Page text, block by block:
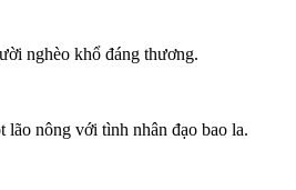
nghèo khổ đáng thương.
lão nông với tình nhân đạo bao la.